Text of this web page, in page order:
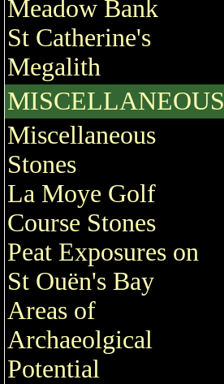
Meadow Bank
St Catherine's
Megalith
MISCELLANEOUS
Miscellaneous
Stones
La Moye Golf
Course Stones
Peat Exposures on
St Ouën's Bay
Areas of
Archaeolgical
Potential